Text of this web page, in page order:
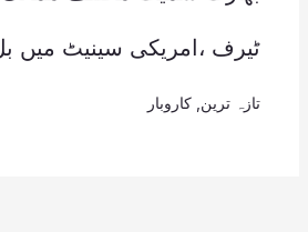
ٹیرف ،امریکی سینیٹ میں
تازہ ترین کاروبار